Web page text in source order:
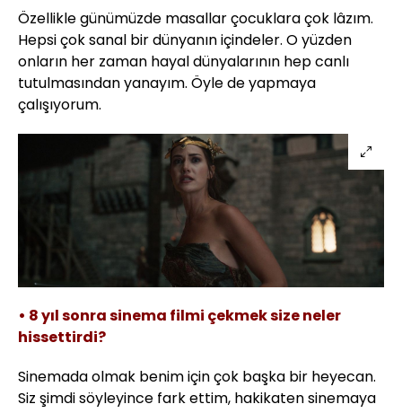
Özellikle günümüzde masallar çocuklara çok lâzım.
Hepsi çok sanal bir dünyanın içindeler. O yüzden
onların her zaman hayal dünyalarının hep canlı
tutulmasından yanayım. Öyle de yapmaya
çalışıyorum.
• 8 yıl sonra sinema filmi çekmek size neler
hissettirdi?
Sinemada olmak benim için çok başka bir heyecan.
Siz şimdi söyleyince fark ettim, hakikaten sinemaya